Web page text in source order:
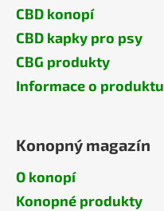
CBD konopí
CBD kapky pro psy
CBG produkty
Informace o produktu
Konopný magazín
O konopí
Konopné produkty